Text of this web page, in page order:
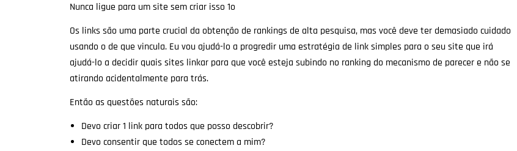
Nunca ligue para um site sem criar isso 1o
Os links são uma parte crucial da obtenção de rankings de alta pesquisa, mas você deve ter demasiado cuidado
usando o de que vincula. Eu vou ajudá-lo a progredir uma estratégia de link simples para o seu site que irá
ajudá-lo a decidir quais sites linkar para que você esteja subindo no ranking do mecanismo de parecer e não se
atirando acidentalmente para trás.
Então as questões naturais são:
Devo criar 1 link para todos que posso descobrir?
Devo consentir que todos se conectem a mim?